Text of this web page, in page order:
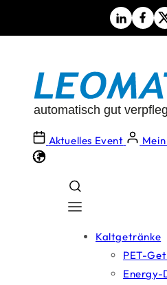
Aktuelles Event
Kaltgetränke
PET-
Energy-